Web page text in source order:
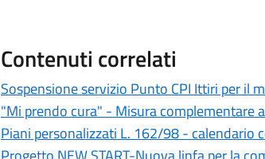
Contenuti correlati
Sospensione servizio Punto CPI Ittiri per il
"Mi prendo cura" - Misura complementare
Piani personalizzati L. 162/98 - calendario